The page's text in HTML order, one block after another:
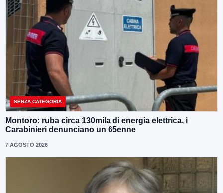
SENZA CATEGORIA
Montoro: ruba circa 130mila di energia elettrica, i
Carabinieri denunciano un 65enne
7 AGOSTO 2026